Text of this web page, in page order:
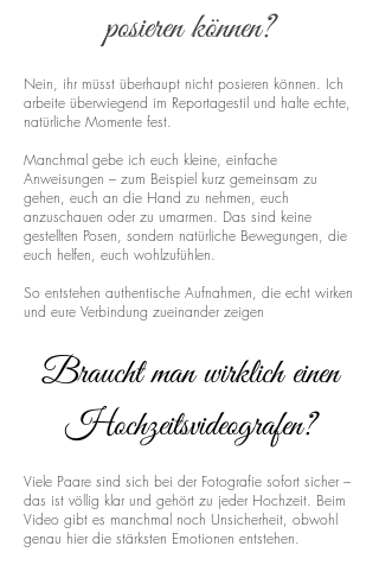
posieren können?
Nein, ihr müsst überhaupt nicht posieren können. Ich
arbeite überwiegend im Reportagestil und halte echte,
natürliche Momente fest.
Manchmal gebe ich euch kleine, einfache
Anweisungen – zum Beispiel kurz gemeinsam zu
gehen, euch an die Hand zu nehmen, euch
anzuschauen oder zu umarmen. Das sind keine
gestellten Posen, sondern natürliche Bewegungen, die
euch helfen, euch wohlzufühlen.
So entstehen authentische Aufnahmen, die echt wirken
und eure Verbindung zueinander zeigen
Braucht man wirklich einen
Hochzeitsvideografen?
Viele Paare sind sich bei der Fotografie sofort sicher –
das ist völlig klar und gehört zu jeder Hochzeit. Beim
Video gibt es manchmal noch Unsicherheit, obwohl
genau hier die stärksten Emotionen entstehen.